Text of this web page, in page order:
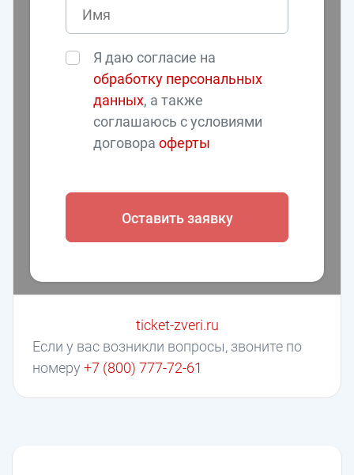
Я даю согласие на
обработку персональных
данных, а также
соглашаюсь с условиями
договораоферты
Оставить заявку
Если у вас возникли вопросы, звоните по
номеру+7 (800) 777-72-61
ticket-zveri.ru